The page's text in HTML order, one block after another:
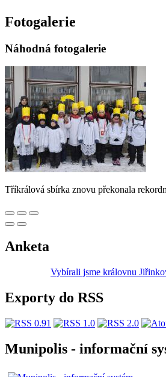
Fotogalerie
Náhodná fotogalerie
Tříkrálová sbírka znovu překonala
Anketa
Vybírali jsme královnu
Exporty do RSS
Munipolis - informační